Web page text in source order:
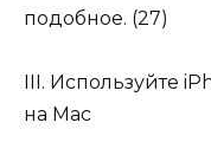
подобное. (27)
III. Используйте
на Mac